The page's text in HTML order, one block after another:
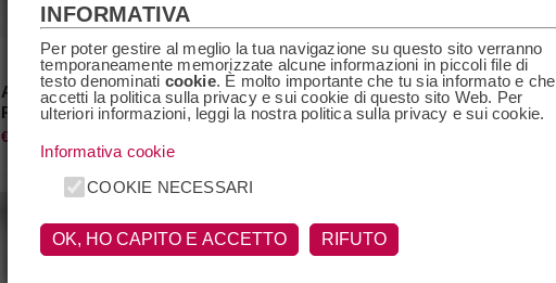
Amaro Amara d'Arance
Rosse di Sicilia Amara
€28,40
Amaro Amarot 8 Amaro
Amarot 8
INFORMATIVA
Per poter gestire al meglio la tua navigazione su questo sito verranno
temporaneamente memorizzate alcune informazioni in piccoli file di
testo denominati cookie. È molto importante che tu sia informato e che
accetti la politica sulla privacy e sui cookie di questo sito Web. Per
ulteriori informazioni, leggi la nostra politica sulla privacy e sui cookie.
Informativa cookie
COOKIE NECESSARI
OK, HO CAPITO E ACCETTO RIFUTO